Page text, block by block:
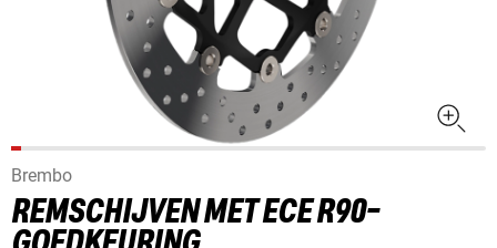
Brembo
REMSCHIJVEN MET ECE R90-